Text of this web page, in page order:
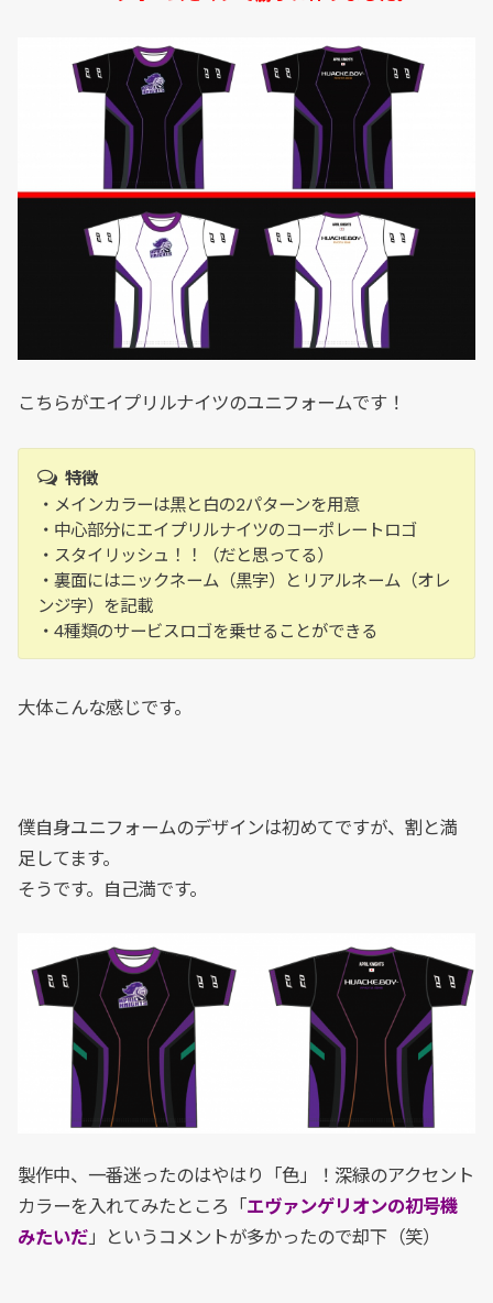
こちらがエイプリルナイツのユニフォームです！
特徴
・メインカラーは黒と白の2パターンを用意
・中心部分にエイプリルナイツのコーポレートロゴ
・スタイリッシュ！！（だと思ってる）
・裏面にはニックネーム（黒字）とリアルネーム（オレ
ンジ字）を記載
・4種類のサービスロゴを乗せることができる
大体こんな感じです。
僕自身ユニフォームのデザインは初めてですが、割と満
足してます。
そうです。自己満です。
製作中、一番迷ったのはやはり「色」！深緑のアクセント
カラーを入れてみたところ「エヴァンゲリオンの初号機
みたいだ」というコメントが多かったので却下（笑）